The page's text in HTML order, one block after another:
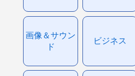
画像＆サウン
ド
ビジネス